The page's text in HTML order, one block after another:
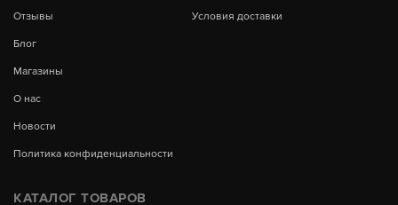
Отзывы
Блог
Магазины
О нас
Новости
Политика конфиденциальности
Условия доставки
КАТАЛОГ ТОВАРОВ